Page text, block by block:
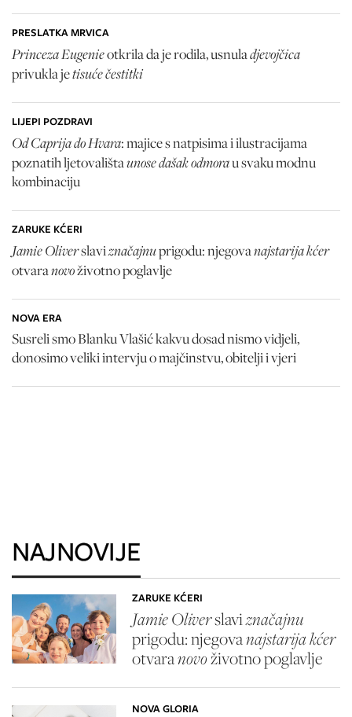
PRESLATKA MRVICA
Princeza Eugenieotkrila da je rodila, usnuladjevojčica
privukla jetisuće čestitki
LIJEPI POZDRAVI
Od Caprija do Hvara: majice s natpisima i ilustracijama
poznatih ljetovalištaunose dašak odmorau svaku modnu
kombinaciju
ZARUKE KĆERI
Jamie Oliverslaviznačajnuprigodu: njegovanajstarija kćer
otvaranovoživotno poglavlje
NOVA ERA
Susreli smo Blanku Vlašić kakvu dosad nismo vidjeli,
donosimo veliki intervju o majčinstvu, obitelji i vjeri
NAJNOVIJE
ZARUKE KĆERI
Jamie Oliverslaviznačajnu
prigodu: njegovanajstarija kćer
otvaranovoživotno poglavlje
NOVA GLORIA